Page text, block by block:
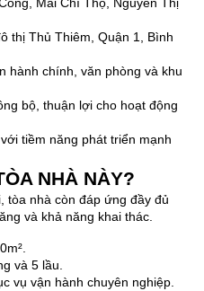
Mai Chí Thọ, Nguyễn Thị
thị Thủ Thiêm, Quận 1, Bình
hành chính, văn phòng và khu
bộ, thuận lợi cho hoạt động
tiềm năng phát triển mạnh
NHÀ NÀY?
tòa nhà còn đáp ứng đầy đủ
và khả năng khai thác.
và 5 lầu.
vụ vận hành chuyên nghiệp.